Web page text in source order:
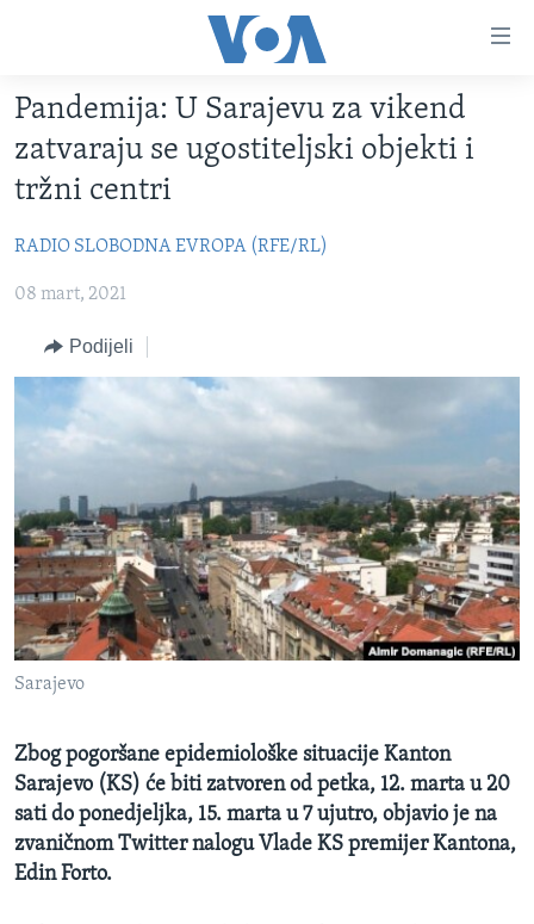
glavni
sadržaj
Pređi
na
glavnu
Idi
pretragu
TV PROGRAM
VIDEO
VIJESTI
SJEDINJENE AMERIČKE DRŽAVE
BOSNA I HERCEGOVINA
SVIJET
NAUKA I TEHNOLOGIJA
SPECIJALNI PROJEKTI
KORUPCIJA
SLOBODA MEDIJA
IZBJEGLIČKA STRANA
MAGAZIN
O GLASU AMERIKE
Learning English
Jezici
Pandemija: U Sarajevu za vikend
zatvaraju se ugostiteljski objekti i
tržni centri
RADIO SLOBODNA EVROPA (RFE/RL)
08 mart, 2021
Podijeli
Sarajevo
Zbog pogoršane epidemiološke situacije Kanton
Sarajevo (KS) će biti zatvoren od petka, 12. marta u 20
sati do ponedjeljka, 15. marta u 7 ujutro, objavio je na
zvaničnom Twitter nalogu Vlade KS premijer Kantona,
Edin Forto.